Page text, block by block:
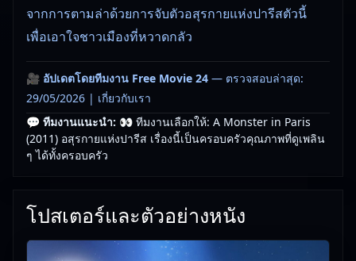
จากการตามล่าด้วยการจับตัวอสุรกายแห่งปารีสตัวนี้
เพื่อเอาใจชาวเมืองที่หวาดกลัว
🎥 อัปเดตโดยทีมงาน Free Movie 24 — ตรวจสอบล่าสุด:
29/05/2026 | เกี่ยวกับเรา
💬 ทีมงานแนะนำ: 👀 ทีมงานเลือกให้: A Monster in Paris
(2011) อสุรกายแห่งปารีส เรื่องนี้เป็นครอบครัวคุณภาพที่ดูเพลิน
ๆ ได้ทั้งครอบครัว
โปสเตอร์และตัวอย่างหนัง